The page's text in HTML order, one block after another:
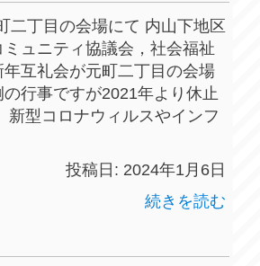
二丁目の会場にて 内山下地区
ュニティ協議会，社会福祉
互礼会が元町二丁目の会場
行事ですが2021年より休止
新型コロナウィルスやインフ
投稿日: 2024年1月6日
続きを読む